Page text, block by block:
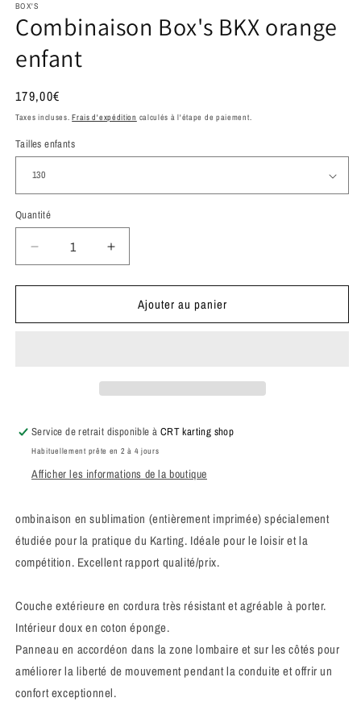
média
1
dans
fenêtre
modale
BOX'S
Combinaison Box's BKX orange
enfant
Prix
habituel
179,00€
Taxes incluses.Frais d'expédition calculés à l'étape de paiement.
Tailles enfants
Quantité
Réduire
la
quantité
Combinaison
Augmenter
la
quantité
Combinaison
Ajouter au panier
Service de retrait disponible à CRT karting shop
Habituellement prête en 2 à 4 jours
Afficher les informations de la boutique
ombinaison en sublimation (entièrement imprimée) spécialement
étudiée pour la pratique du Karting. Idéale pour le loisir et la
compétition. Excellent rapport qualité/prix.
Couche extérieure en cordura très résistant et agréable à porter.
Intérieur doux en coton éponge.
Panneau en accordéon dans la zone lombaire et sur les côtés pour
améliorer la liberté de mouvement pendant la conduite et offrir un
confort exceptionnel.